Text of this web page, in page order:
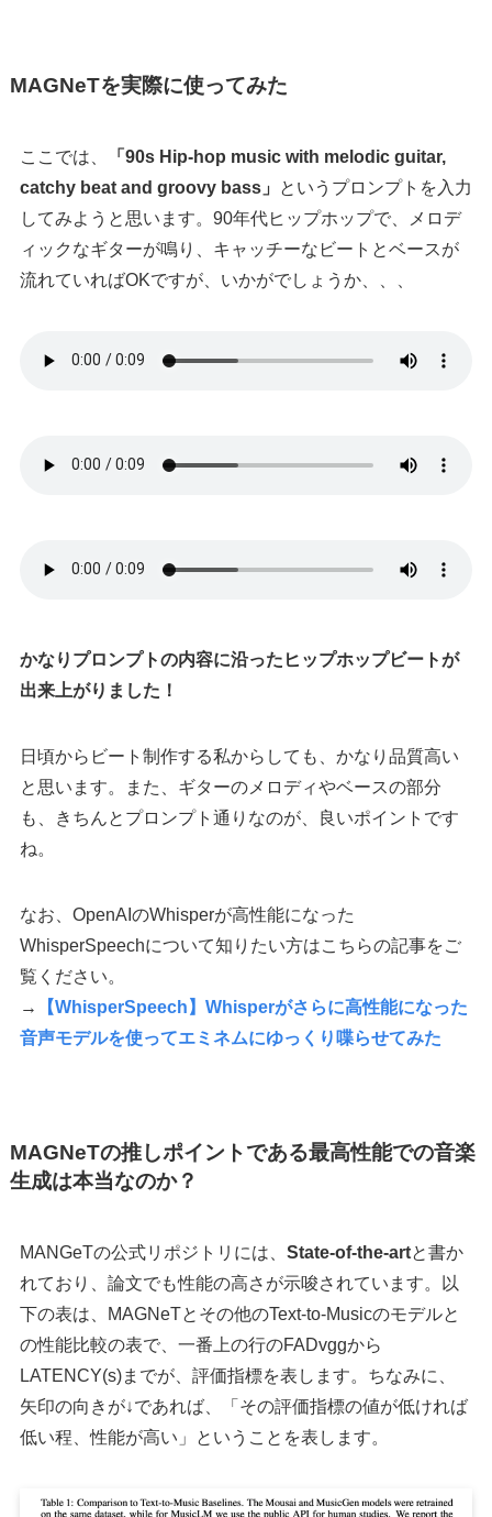
MAGNeTを実際に使ってみた
ここでは、
「90s Hip-hop music with melodic guitar,
catchy beat and groovy bass」
というプロンプトを入力
してみようと思います。90年代ヒップホップで、メロデ
ィックなギターが鳴り、キャッチーなビートとベースが
流れていればOKですが、いかがでしょうか、、、
かなりプロンプトの内容に沿ったヒップホップビートが
出来上がりました！
日頃からビート制作する私からしても、かなり品質高い
と思います。また、ギターのメロディやベースの部分
も、きちんとプロンプト通りなのが、良いポイントです
ね。
なお、OpenAIのWhisperが高性能になった
WhisperSpeechについて知りたい方はこちらの記事をご
覧ください。
→
【WhisperSpeech】Whisperがさらに高性能になった
音声モデルを使ってエミネムにゆっくり喋らせてみた
MAGNeTの推しポイントである最高性能での音楽
生成は本当なのか？
MANGeTの公式リポジトリには、 State-of-the-artと書か
れており、論文でも性能の高さが示唆されています。以
下の表は、MAGNeTとその他のText-to-Musicのモデルと
の性能比較の表で、一番上の行のFADvggから
LATENCY(s)までが、評価指標を表します。ちなみに、
矢印の向きが↓であれば、「その評価指標の値が低ければ
低い程、性能が高い」ということを表します。